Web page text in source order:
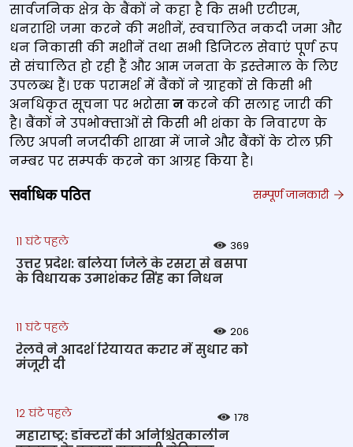
सार्वजनिक क्षेत्र के बैंकों ने कहा है कि सभी एटीएम,
धनराशि जमा करने की मशीनें, स्‍वचालित नकदी जमा और
धन निकासी की मशीनें तथा सभी डिजिटल सेवाएं पूर्ण रूप
से संचालित हो रही हैं और आम जनता के इस्‍तेमाल के लिए
उपलब्‍ध हैं। एक परामर्श में बैंकों ने ग्राहकों से किसी भी
अनधिकृत सूचना पर भरोसानकरने की सलाह जारी की
है। बैंकों ने उपभोक्‍ताओं से किसी भी शंका के निवारण के
लिए अपनी नजदीकी शाखा में जाने और बैंकों के टोल फ्री
नम्‍बर पर सम्‍पर्क करने का आग्रह किया है।
सर्वाधिक पठित सम्पूर्ण जानकारी
11 घंटे पहले 369
उत्तर प्रदेश: बलिया जिले के रसरा से बसपा
के विधायक उमाशंकर सिंह का निधन
11 घंटे पहले 206
रेलवे ने आदर्श रियायत करार में सुधार को
मंजूरी दी
12 घंटे पहले 178
महाराष्ट्र: डॉक्टरों की अनिश्चितकालीन